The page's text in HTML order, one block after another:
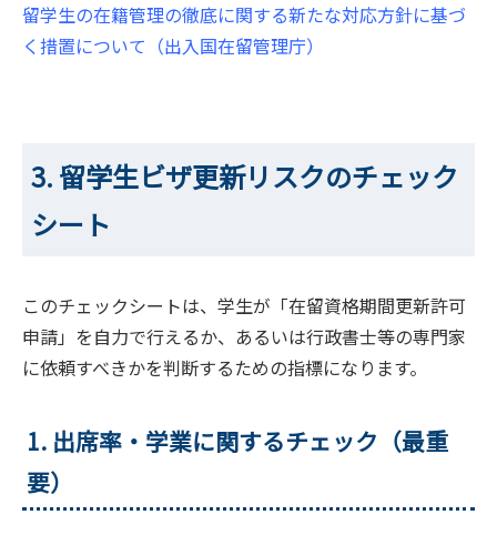
留学生の在籍管理の徹底に関する新たな対応方針に基づ
く措置について（出入国在留管理庁）
3. 留学生ビザ更新リスクのチェック
シート
このチェックシートは、学生が「在留資格期間更新許可
申請」を自力で行えるか、あるいは行政書士等の専門家
に依頼すべきかを判断するための指標になります。
1. 出席率・学業に関するチェック（最重
要）